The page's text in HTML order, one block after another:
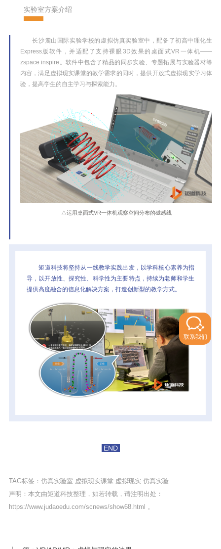
实验室方案介绍
长沙麓山国际实验学校的虚拟仿真实验室中，配备了初高中理化生
Express版软件，并适配了支持裸眼3D效果的桌面式VR一体机——
zspace inspire。软件中包含了精品的同步实验、专题拓展与实验器材等
内容，满足虚拟现实课堂的教学需求的同时，提供开放式虚拟现实学习体
验，提高学生的自主学习与探索能力。
△运用桌面式VR一体机观察空间分布的磁感线
矩道科技将坚持从一线教学实践出发，以学科核心素养为指
导，以开放性、探究性、科学性为主要特点，持续为老师和学生
提供高度融合的信息化解决方案，打造创新型的教学方式。
END
TAG标签： 仿真实验室 虚拟现实课堂 虚拟现实 仿真实验
声明：本文由矩道科技整理，如若转载，请注明出处：
https://www.judaoedu.com/scnews/show68.html 。
联系我们